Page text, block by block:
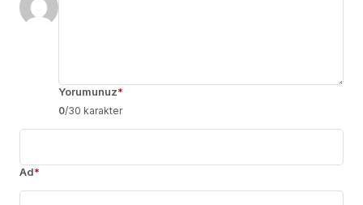
Yorumunuz*
0/30 karakter
Ad*